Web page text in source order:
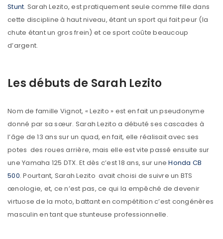
Stunt. Sarah Lezito, est pratiquement seule comme fille dans
cette discipline à haut niveau, étant un sport qui fait peur (la
chute étant un gros frein) et ce sport coûte beaucoup
d’argent.
Les débuts de Sarah Lezito
Nom de famille Vignot, « Lezito » est en fait un pseudonyme
donné par sa sœur. Sarah Lezito a débuté ses cascades à
l’âge de 13 ans sur un quad, en fait, elle réalisait avec ses
potes des roues arrière, mais elle est vite passé ensuite sur
une Yamaha 125 DTX. Et dès c’est 18 ans, sur uneHonda CB
500. Pourtant, Sarah Lezito avait choisi de suivre un BTS
œnologie, et, ce n’est pas, ce qui la empêché de devenir
virtuose de la moto, battant en compétition c’est congénères
masculin en tant que stunteuse professionnelle.